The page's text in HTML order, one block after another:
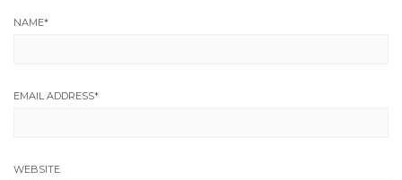
NAME*
EMAIL ADDRESS*
WEBSITE